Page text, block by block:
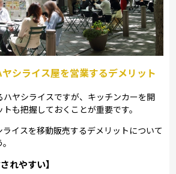
シライス屋を営業するデメリット
ハヤシライスですが、キッチンカーを開
も把握しておくことが重要です。
イスを移動販売するデメリットについて
れやすい】